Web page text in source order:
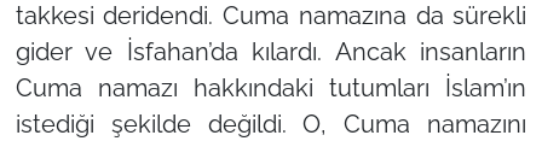
takkesi deridendi. Cuma namazına da sürekli
gider ve İsfahan’da kılardı. Ancak insanların
Cuma namazı hakkındaki tutumları İslam’ın
istediği şekilde değildi. O, Cuma namazını